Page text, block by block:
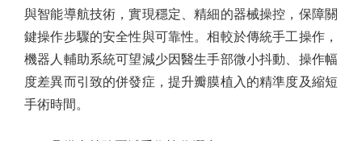
與智能導航技術，實現穩定、精細的器械操控，保障關
鍵操作步驟的安全性與可靠性。相較於傳統手工操作，
機器人輔助系統可望減少因醫生手部微小抖動、操作幅
度差異而引致的併發症，提升瓣膜植入的精準度及縮短
手術時間。